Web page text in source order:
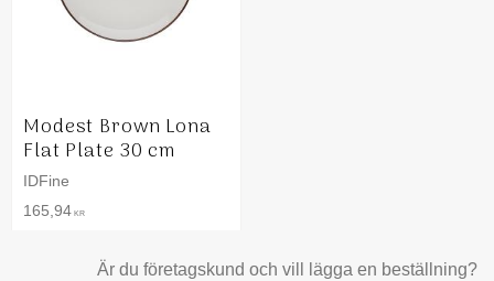
Modest Brown Lona
Flat Plate 30 cm
IDFine
165,94 KR
Är du företagskund och vill lägga en beställning?